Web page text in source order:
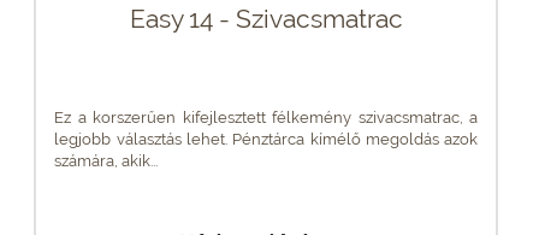
Easy 14 - Szivacsmatrac
Ez a korszerűen kifejlesztett félkemény szivacsmatrac, a
legjobb választás lehet. Pénztárca kímélő megoldás azok
számára, akik...